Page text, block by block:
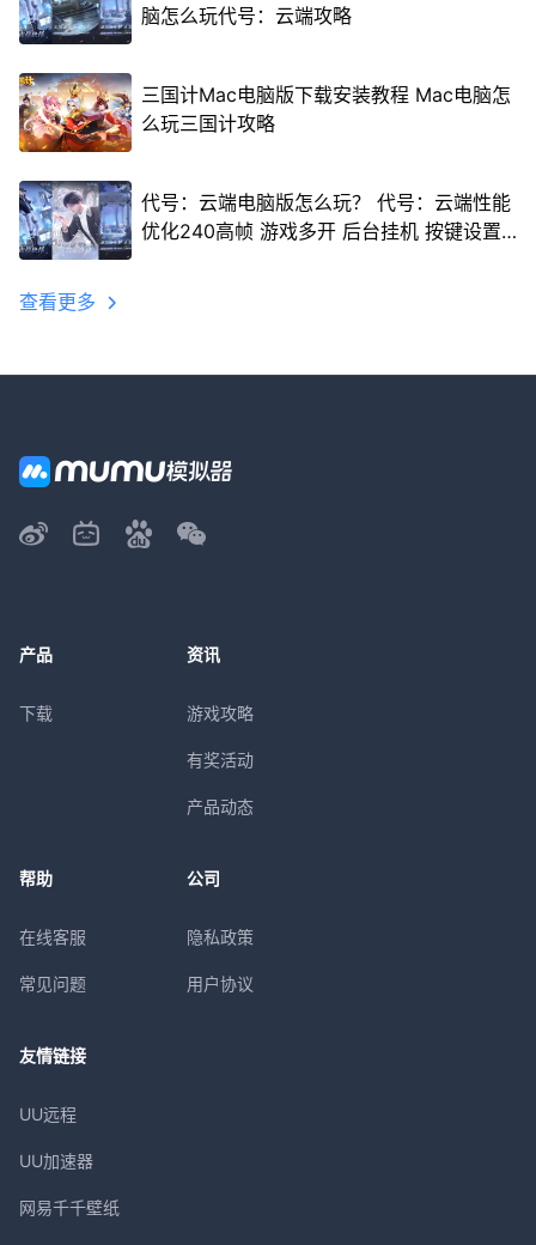
脑怎么玩代号：云端攻略
三国计Mac电脑版下载安装教程 Mac电脑怎
么玩三国计攻略
代号：云端电脑版怎么玩？ 代号：云端性能
优化240高帧 游戏多开 后台挂机 按键设置
查看更多
产品
下载
资讯
游戏攻略
有奖活动
产品动态
帮助
在线客服
常见问题
公司
隐私政策
用户协议
友情链接
UU远程
UU加速器
网易千千壁纸